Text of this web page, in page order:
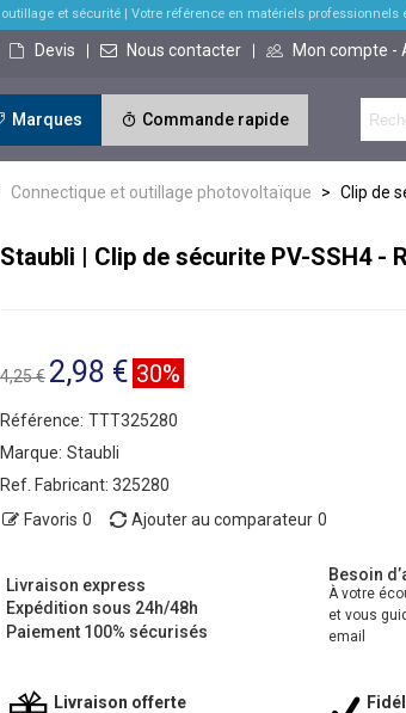
et sécurité| Votre référence en matériels professionnels
Devis Nous contacter Mon compte -
Marques Commande rapide
Connectique et outillage photovoltaïque > Clip de
Staubli | Clip de sécurite PV-SSH4 -
4,25 € 2,98 € 30%
Référence: TTT325280
Marque: Staubli
Ref. Fabricant: 325280
Favoris 0 Ajouter au comparateur 0
Livraison express
Expédition sous 24h/48h
Paiement 100% sécurisés
Besoin
À votre
et vous
email
Livraison offerte